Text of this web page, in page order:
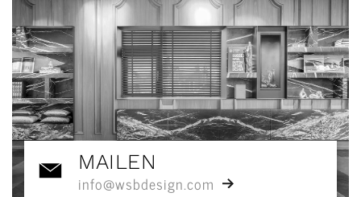
MAILEN
info@wsbdesign.com